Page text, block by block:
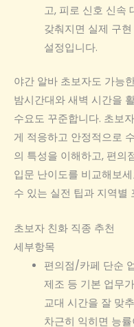
고, 피로 신호 신속
갖춰지면 실제 구
설정입니다.
야간 알바 초보자도 가능
밤시간대와 새벽 시간을
수요도 꾸준합니다. 초보
게 적응하고 안정적으로
의 특성을 이해하고, 편의
입문 난이도를 비교해보
수 있는 실전 팁과 지역별
초보자 친화 직종 추천
세부항목
편의점/카페 단순
제조 등 기본 업무
교대 시간을 잘 맞
차근히 익히면 능